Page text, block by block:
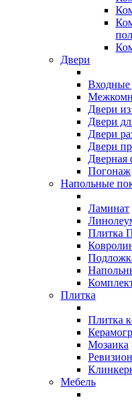
Двери
Входные
Двери
Двери
Двери
Двери
Дверная
Погонаж
Напольные
Ламинат
Плитка
Плитка
Плитка
Мозаика
Мебель